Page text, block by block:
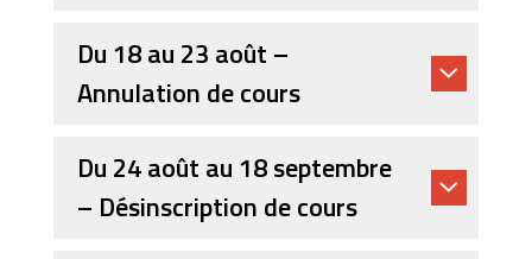
Du 18 au 23 août –
Annulation de cours
Du 24 août au 18 septembre
– Désinscription de cours